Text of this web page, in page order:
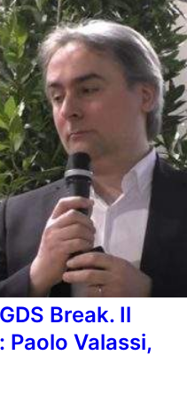
GDS Break. Il
Valassi,